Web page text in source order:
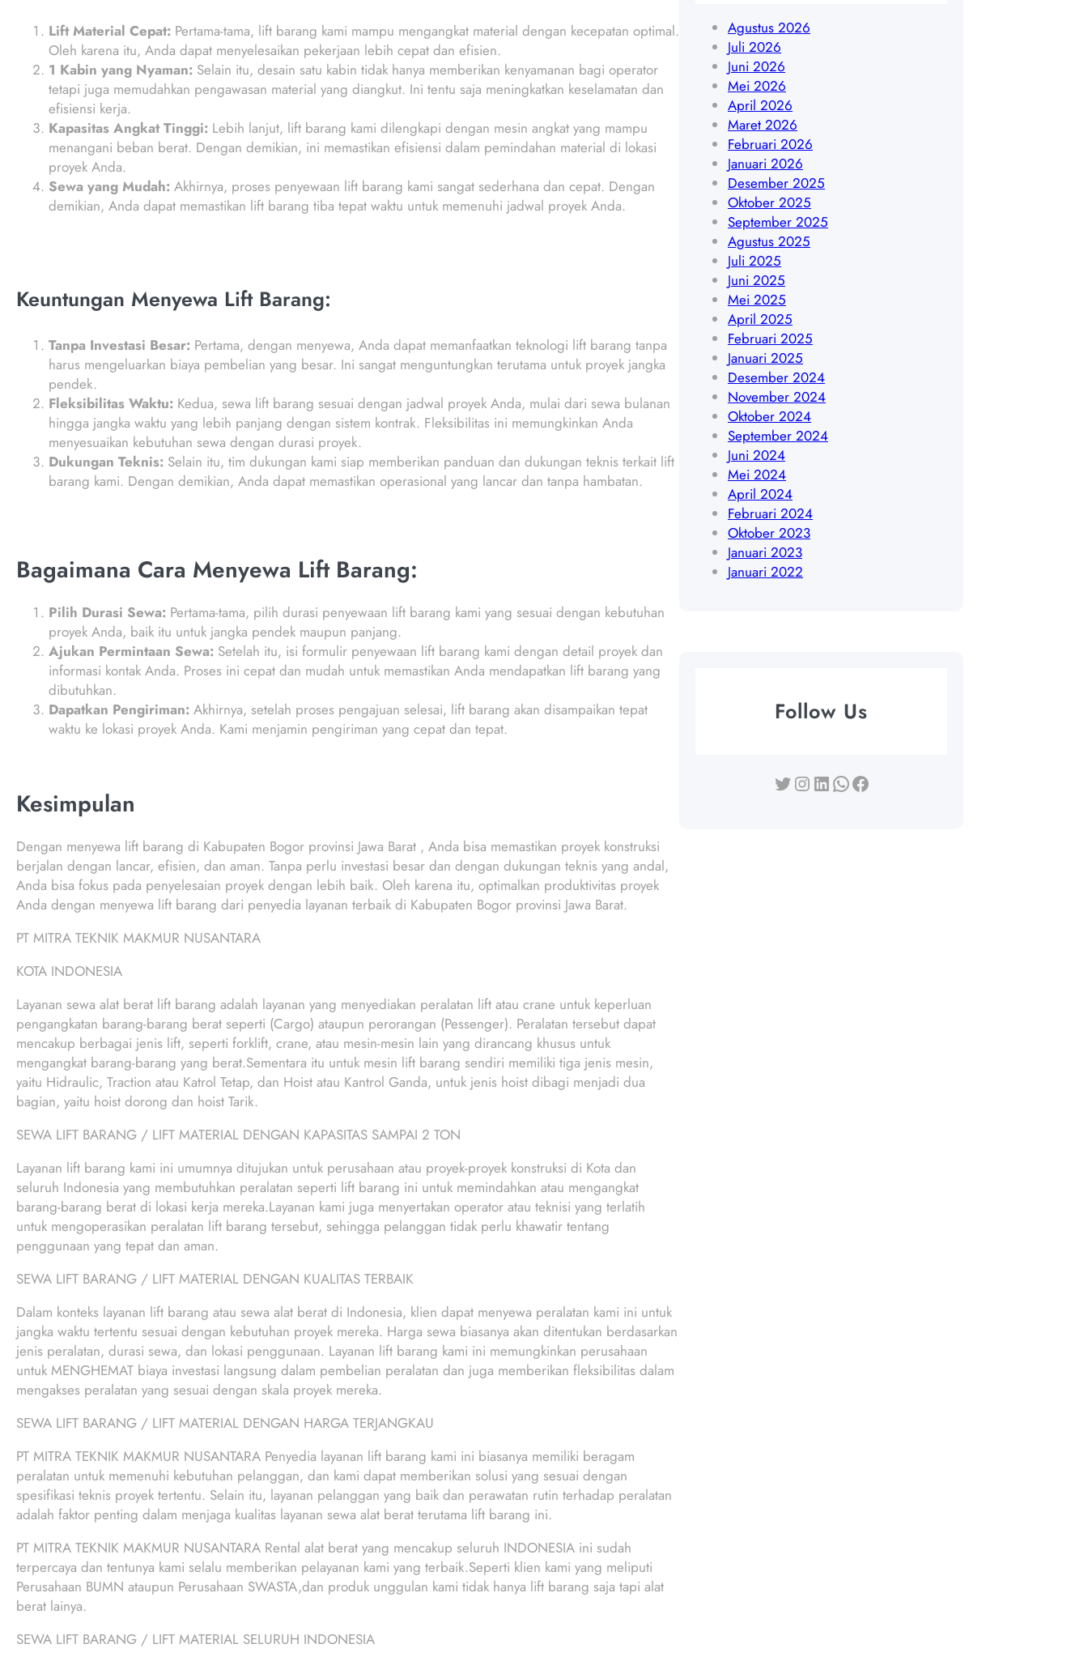
Lift Material Cepat: Pertama-tama, lift barang kami mampu mengangkat material dengan kecepatan optimal.
Oleh karena itu, Anda dapat menyelesaikan pekerjaan lebih cepat dan efisien.
1 Kabin yang Nyaman: Selain itu, desain satu kabin tidak hanya memberikan kenyamanan bagi operator
tetapi juga memudahkan pengawasan material yang diangkut. Ini tentu saja meningkatkan keselamatan dan
efisiensi kerja.
Kapasitas Angkat Tinggi: Lebih lanjut, lift barang kami dilengkapi dengan mesin angkat yang mampu
menangani beban berat. Dengan demikian, ini memastikan efisiensi dalam pemindahan material di lokasi
proyek Anda.
Sewa yang Mudah: Akhirnya, proses penyewaan lift barang kami sangat sederhana dan cepat. Dengan
demikian, Anda dapat memastikan lift barang tiba tepat waktu untuk memenuhi jadwal proyek Anda.
Keuntungan Menyewa Lift Barang:
Tanpa Investasi Besar: Pertama, dengan menyewa, Anda dapat memanfaatkan teknologi lift barang tanpa
harus mengeluarkan biaya pembelian yang besar. Ini sangat menguntungkan terutama untuk proyek jangka
pendek.
Fleksibilitas Waktu: Kedua, sewa lift barang sesuai dengan jadwal proyek Anda, mulai dari sewa bulanan
hingga jangka waktu yang lebih panjang dengan sistem kontrak. Fleksibilitas ini memungkinkan Anda
menyesuaikan kebutuhan sewa dengan durasi proyek.
Dukungan Teknis: Selain itu, tim dukungan kami siap memberikan panduan dan dukungan teknis terkait lift
barang kami. Dengan demikian, Anda dapat memastikan operasional yang lancar dan tanpa hambatan.
Bagaimana Cara Menyewa Lift Barang:
Pilih Durasi Sewa: Pertama-tama, pilih durasi penyewaan lift barang kami yang sesuai dengan kebutuhan
proyek Anda, baik itu untuk jangka pendek maupun panjang.
Ajukan Permintaan Sewa: Setelah itu, isi formulir penyewaan lift barang kami dengan detail proyek dan
informasi kontak Anda. Proses ini cepat dan mudah untuk memastikan Anda mendapatkan lift barang yang
dibutuhkan.
Dapatkan Pengiriman: Akhirnya, setelah proses pengajuan selesai, lift barang akan disampaikan tepat
waktu ke lokasi proyek Anda. Kami menjamin pengiriman yang cepat dan tepat.
Kesimpulan
Dengan menyewa lift barang di Kabupaten Bogor provinsi Jawa Barat , Anda bisa memastikan proyek konstruksi
berjalan dengan lancar, efisien, dan aman. Tanpa perlu investasi besar dan dengan dukungan teknis yang andal,
Anda bisa fokus pada penyelesaian proyek dengan lebih baik. Oleh karena itu, optimalkan produktivitas proyek
Anda dengan menyewa lift barang dari penyedia layanan terbaik di Kabupaten Bogor provinsi Jawa Barat.
PT MITRA TEKNIK MAKMUR NUSANTARA
KOTA INDONESIA
Layanan sewa alat berat lift barang adalah layanan yang menyediakan peralatan lift atau crane untuk keperluan
pengangkatan barang-barang berat seperti (Cargo) ataupun perorangan (Pessenger). Peralatan tersebut dapat
mencakup berbagai jenis lift, seperti forklift, crane, atau mesin-mesin lain yang dirancang khusus untuk
mengangkat barang-barang yang berat.Sementara itu untuk mesin lift barang sendiri memiliki tiga jenis mesin,
yaitu Hidraulic, Traction atau Katrol Tetap, dan Hoist atau Kantrol Ganda, untuk jenis hoist dibagi menjadi dua
bagian, yaitu hoist dorong dan hoist Tarik.
SEWA LIFT BARANG / LIFT MATERIAL DENGAN KAPASITAS SAMPAI 2 TON
Layanan lift barang kami ini umumnya ditujukan untuk perusahaan atau proyek-proyek konstruksi di Kota dan
seluruh Indonesia yang membutuhkan peralatan seperti lift barang ini untuk memindahkan atau mengangkat
barang-barang berat di lokasi kerja mereka.Layanan kami juga menyertakan operator atau teknisi yang terlatih
untuk mengoperasikan peralatan lift barang tersebut, sehingga pelanggan tidak perlu khawatir tentang
penggunaan yang tepat dan aman.
SEWA LIFT BARANG / LIFT MATERIAL DENGAN KUALITAS TERBAIK
Dalam konteks layanan lift barang atau sewa alat berat di Indonesia, klien dapat menyewa peralatan kami ini untuk
jangka waktu tertentu sesuai dengan kebutuhan proyek mereka. Harga sewa biasanya akan ditentukan berdasarkan
jenis peralatan, durasi sewa, dan lokasi penggunaan. Layanan lift barang kami ini memungkinkan perusahaan
untuk MENGHEMAT biaya investasi langsung dalam pembelian peralatan dan juga memberikan fleksibilitas dalam
mengakses peralatan yang sesuai dengan skala proyek mereka.
SEWA LIFT BARANG / LIFT MATERIAL DENGAN HARGA TERJANGKAU
PT MITRA TEKNIK MAKMUR NUSANTARA Penyedia layanan lift barang kami ini biasanya memiliki beragam
peralatan untuk memenuhi kebutuhan pelanggan, dan kami dapat memberikan solusi yang sesuai dengan
spesifikasi teknis proyek tertentu. Selain itu, layanan pelanggan yang baik dan perawatan rutin terhadap peralatan
adalah faktor penting dalam menjaga kualitas layanan sewa alat berat terutama lift barang ini.
PT MITRA TEKNIK MAKMUR NUSANTARA Rental alat berat yang mencakup seluruh INDONESIA ini sudah
terpercaya dan tentunya kami selalu memberikan pelayanan kami yang terbaik.Seperti klien kami yang meliputi
Perusahaan BUMN ataupun Perusahaan SWASTA,dan produk unggulan kami tidak hanya lift barang saja tapi alat
berat lainya.
SEWA LIFT BARANG / LIFT MATERIAL SELURUH INDONESIA
Agustus 2026
Juli 2026
Juni 2026
Mei 2026
April 2026
Maret 2026
Februari 2026
Januari 2026
Desember 2025
Oktober 2025
September 2025
Agustus 2025
Juli 2025
Juni 2025
Mei 2025
April 2025
Februari 2025
Januari 2025
Desember 2024
November 2024
Oktober 2024
September 2024
Juni 2024
Mei 2024
April 2024
Februari 2024
Oktober 2023
Januari 2023
Januari 2022
Follow Us
Twitter Instagram LinkedIn WhatsApp Facebook